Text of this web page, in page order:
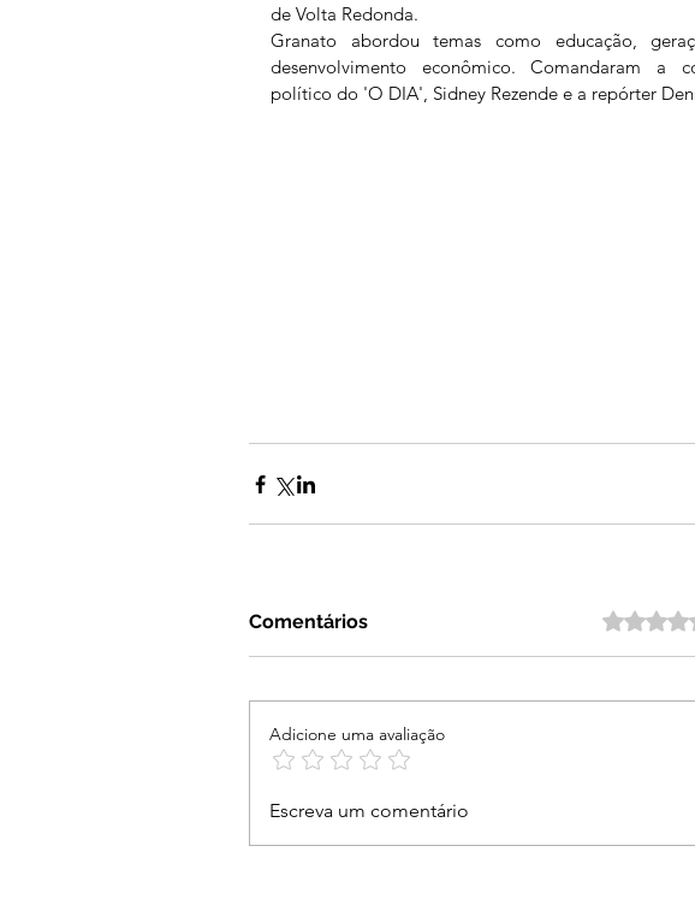
de Volta Redonda.
Granato abordou temas como educação,
desenvolvimento econômico. Comandaram a
político do 'O DIA', Sidney Rezende e a repórter
Comentários Avaliado
Adicione uma avaliação
Escreva um comentário